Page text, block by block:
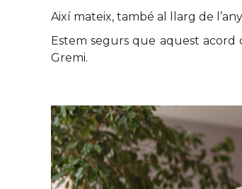
Així mateix, també al llarg de
Estem segurs que aquest acord
Gremi.